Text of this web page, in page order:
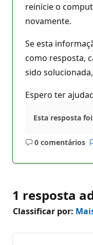
reinicie o
novamente.
Se esta
como resposta,
sido
Espero ter
Esta resposta
0 comentários
Sem
1 resposta
Classificar por: